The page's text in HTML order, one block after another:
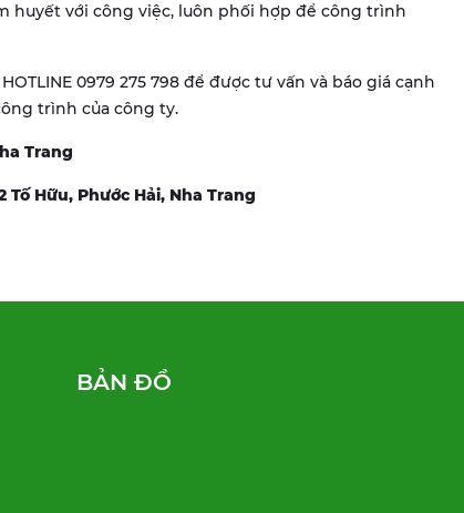
huyết với công việc, luôn phối hợp để công trình
0979 275 798 để được tư vấn và báo giá cạnh
trình của công ty.
Trang
Tố Hữu, Phước Hải, Nha Trang
BẢN ĐỒ